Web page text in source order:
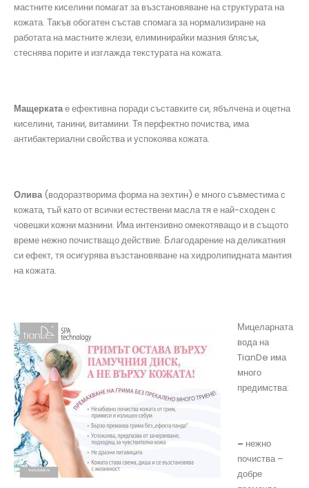
мастните киселини помагат за възстановяване на структурата на
кожата. Такъв обогатен състав спомага за нормализиране на
работата на мастните жлези, елиминирайки мазния блясък,
стеснява порите и изглажда текстурата на кожата.
Мащеркатае ефективна поради съставките си, ябълчена и оцетна
киселини, танини, витамини. Тя перфектно почиства, има
антибактериални свойства и успокоява кожата.
Олива(водоразтворима форма на зехтин) е много съвместима с
кожата, тъй като от всички естествени масла тя е най-сходен с
човешки кожни мазнини. Има интензивно омекотяващо и в същото
време нежно почистващо действие. Благодарение на деликатния
си ефект, тя осигурява възстановяване на хидролипидната мантия
на кожата.
Мицеларната
вода на
TianDe има
много
предимства:
– нежно
почиства –
добре